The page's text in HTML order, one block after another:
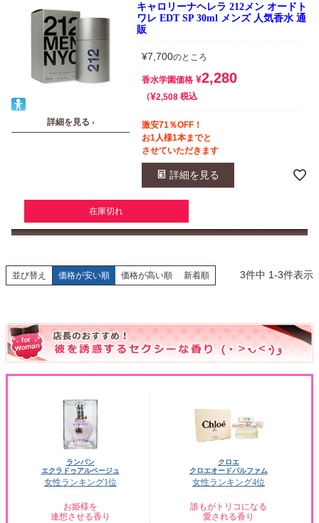
詳細を見る ›
キャロリーナヘレラ 212メン オードト
ワレ EDT SP 30ml メンズ 人気香水 通
販
¥7,700のところ
香水学園価格 ¥2,280
¥2,508 税込
激安71％OFF！
お1人様1本までと
させていただきます
詳細を見る
在庫切れ
並び替え 価格が安い順 価格が高い順 新着順 3件中 1-3件表示
ランバン
エクラドゥアルページュ
女性ランキング1位
お姫様を
連想させる香り
クロエ
クロエオードパルファム
女性ランキング4位
誰もがトリコになる
愛される香り